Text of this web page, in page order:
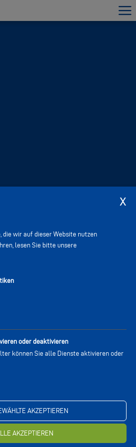
die wir auf dieser Website nutzen
lesen Sie bitte unsere
oder deaktivieren
können Sie alle Dienste aktivieren oder
AKZEPTIEREN
AKZEPTIEREN